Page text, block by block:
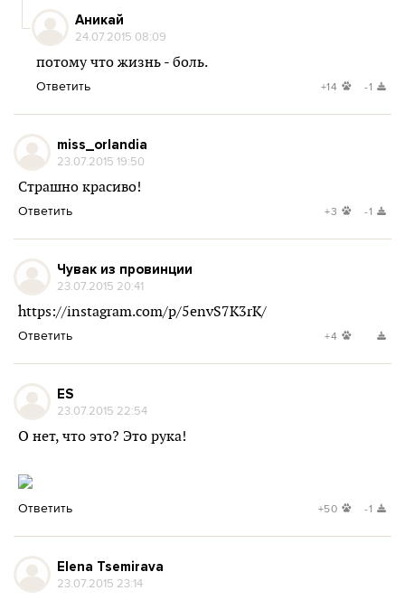
Аникай
24.07.2015 08:09
потому что жизнь - боль.
Ответить +14 -1
miss_orlandia
23.07.2015 19:50
Страшно красиво!
Ответить +3 -1
Чувак из провинции
23.07.2015 20:41
https://instagram.com/p/5envS7K3rK/
Ответить +4
ES
23.07.2015 22:54
О нет, что это? Это рука!
Ответить +50 -1
Elena Tsemirava
23.07.2015 23:14